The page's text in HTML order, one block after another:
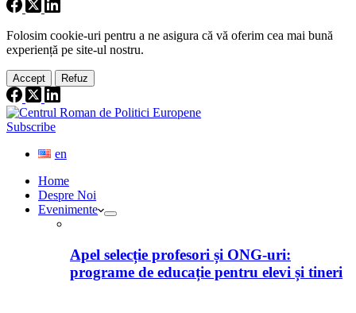
Folosim cookie-uri pentru a ne asigura că vă oferim cea mai bună
experiență pe site-ul nostru.
Accept Refuz
Subscribe
en
Home
Despre Noi
Evenimente
Apel selecție profesori și ONG-uri:
programe de educație pentru elevi și tineri